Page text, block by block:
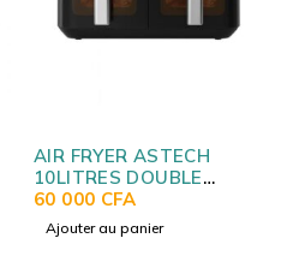
AIR FRYER ASTECH
10LITRES DOUBLE
COMPARTIMENT
AF010BXB
60 000 CFA
Ajouter au panier